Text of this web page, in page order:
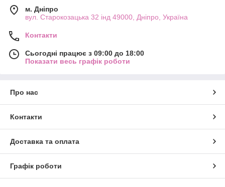
м. Дніпро
вул. Старокозацька 32 інд 49000, Дніпро, Україна
Контакти
Сьогодні працює з 09:00 до 18:00
Показати весь графік роботи
Про нас
Контакти
Доставка та оплата
Графік роботи